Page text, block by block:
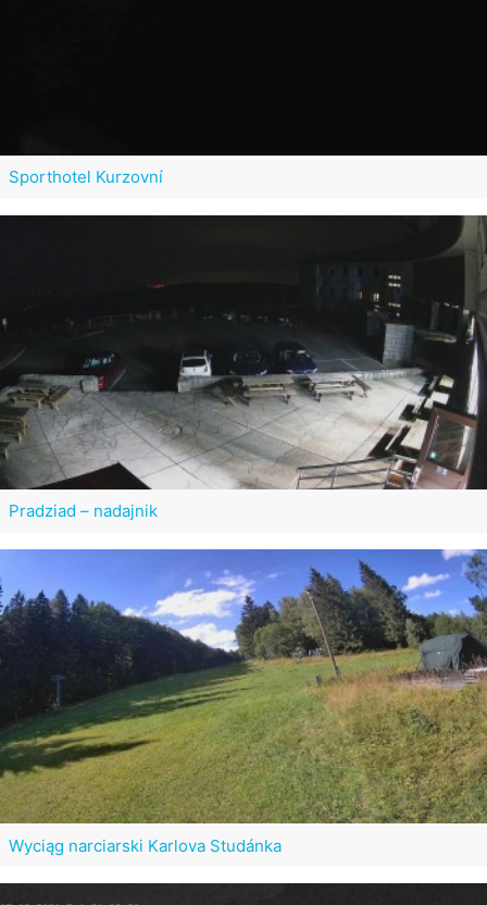
Sporthotel Kurzovní
Pradziad – nadajnik
Wyciąg narciarski Karlova Studánka